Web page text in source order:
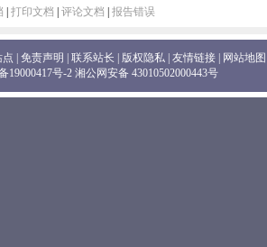
打印文档 评论文档 报告错误
点 免责声明 联系站长 版权隐私 友情链接
网站地图
19000417号-2 湘公网安备 43010502000443号